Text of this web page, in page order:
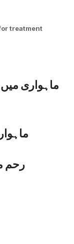
treatment
ماہواری
رحم